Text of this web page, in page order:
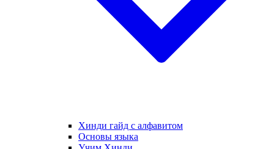
Хинди гайд с алфавитом
Основы языка